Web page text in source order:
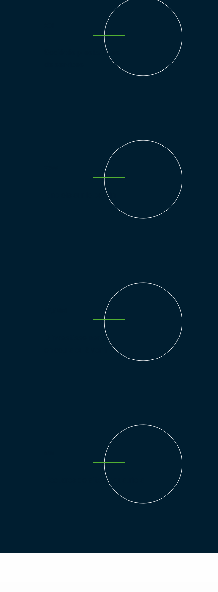
Sociétés prestataires
Emplois sur le bassin
D'investissements
Hectares de sites industriels